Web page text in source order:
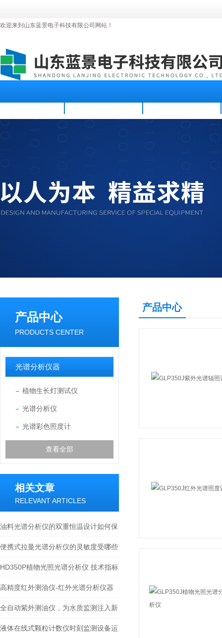
欢迎来到山东蓝景电子科技有限公司网站！
产品中心
PRODUCTS CENTER
光谱分析仪器
植物生长灯测试仪
光谱分析仪
光谱彩色照度计
查看全部
相关文章
RELEVANT ARTICLES
油料光谱分析仪的双重恒温设计如何保
证检测精度？
便携式拉曼光谱分析仪的灵敏度受哪些
因素影响？
HD350P植物光照光谱分析仪 技术指标
高精度红外测油仪-红外光谱分析仪器
全自动紫外测油仪，为水质监测注入新
活力。
液体在线式颗粒计数仪时刻监测设备运
产品中心